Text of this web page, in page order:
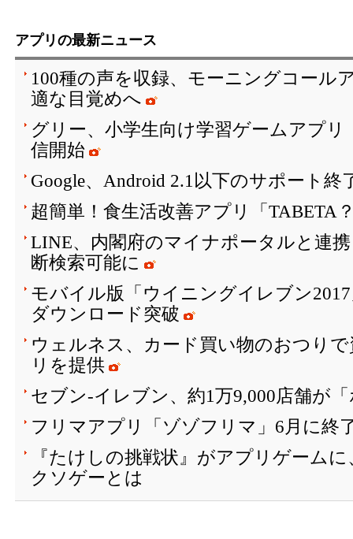
アプリの最新ニュース
100種の声を収録、モーニングコール
適な目覚めへ
グリー、小学生向け学習ゲームアプリ
信開始
Google、Android 2.1以下のサポート終
超簡単！食生活改善アプリ「TABETA
LINE、内閣府のマイナポータルと連
断検索可能に
モバイル版「ウイニングイレブン
ダウンロード突破
ウェルネス、カード買い物のおつり
リを提供
セブン‐イレブン、約1万9,000店舗が
フリマアプリ「ゾゾフリマ」6月に終
『たけしの挑戦状』がアプリゲーム
クソゲーとは